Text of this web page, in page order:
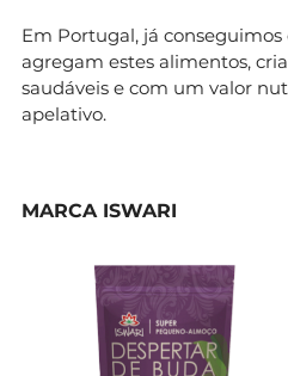
Em Portugal, já
agregam estes alimentos,
saudáveis e com um valor
apelativo.
MARCA ISWARI